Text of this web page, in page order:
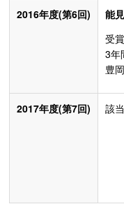
2016年度(第6回)
能
受
3年
豊
2017年度(第7回) 該